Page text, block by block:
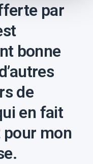
par
bonne
de
en fait
pour mon